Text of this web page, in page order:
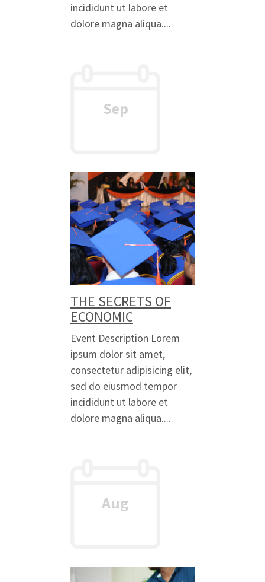
incididunt ut labore et
dolore magna aliqua....
Sep
THE SECRETS OF
ECONOMIC
Event Description Lorem
ipsum dolor sit amet,
consectetur adipisicing elit,
sed do eiusmod tempor
incididunt ut labore et
dolore magna aliqua....
Aug